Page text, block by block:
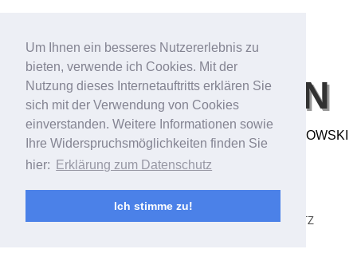
Um Ihnen ein besseres Nutzererlebnis zu
bieten, verwende ich Cookies. Mit der
Nutzung dieses Internetauftritts erklären Sie
sich mit der Verwendung von Cookies
einverstanden. Weitere Informationen sowie
Ihre Widerspruchsmöglichkeiten finden Sie
hier:
Erklärung zum Datenschutz
Ich stimme zu!
BILDFANTASIEN
FOTO- & VIDEOARBEITEN VON ANDREAS BUBROWSKI
MENU
PORTFOLIO KONTAKT IMPRESSUM DATENSCHUTZ